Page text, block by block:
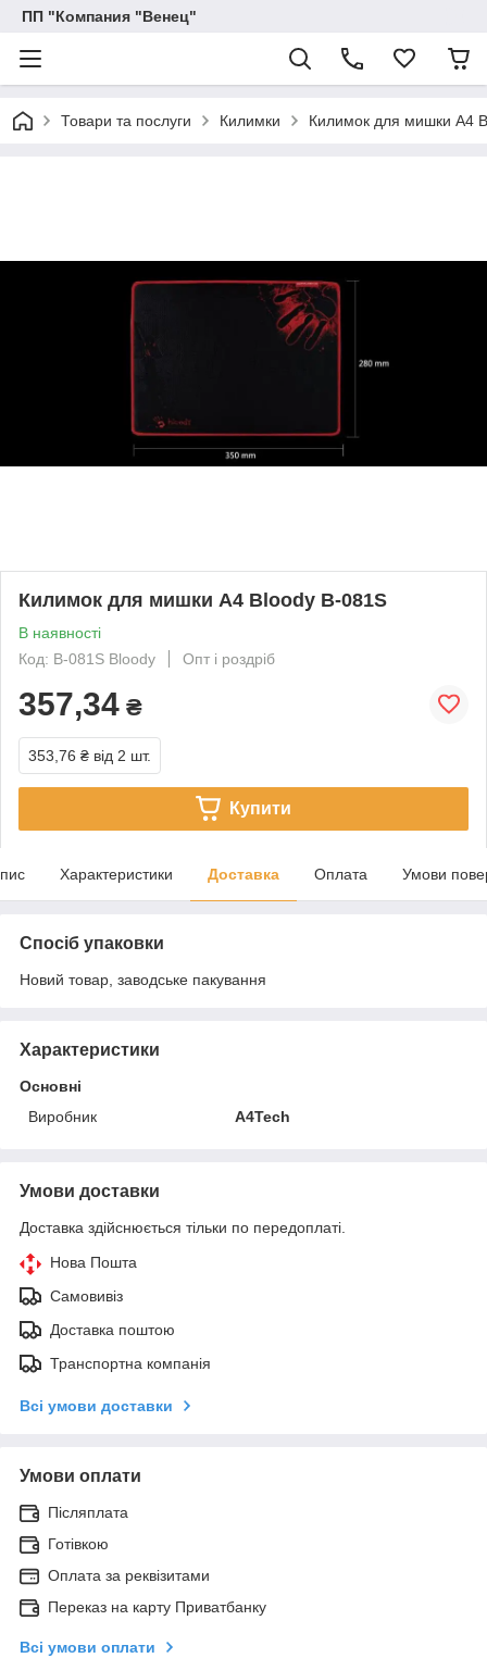
ПП "Компания "Венец"
Товари та послуги Килимки Килимок для мишки A4
Килимок для мишки A4 Bloody B-081S
В наявності
Код: B-081S Bloody
Опт і роздріб
357,34 ₴
353,76 ₴ від 2 шт.
Купити
Характеристики Доставка Оплата Умови
Спосіб упаковки
Новий товар, заводське пакування
Характеристики
Основні
Виробник
A4Tech
Умови доставки
Доставка здійснюється тільки по передоплаті.
Нова Пошта
Самовивіз
Доставка поштою
Транспортна компанія
Всі умови доставки
Умови оплати
Післяплата
Готівкою
Оплата за реквізитами
Переказ на карту Приватбанку
Всі умови оплати